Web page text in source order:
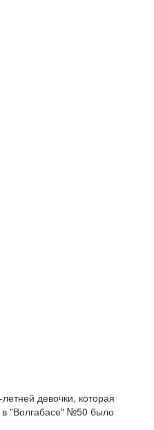
девочки, которая
в "Волгабасе" №50 было